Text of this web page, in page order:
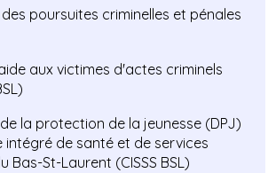
poursuites criminelles et pénales
aux victimes d'actes criminels
la protection de la jeunesse (DPJ)
intégré de santé et de services
Bas-St-Laurent (CISSS BSL)